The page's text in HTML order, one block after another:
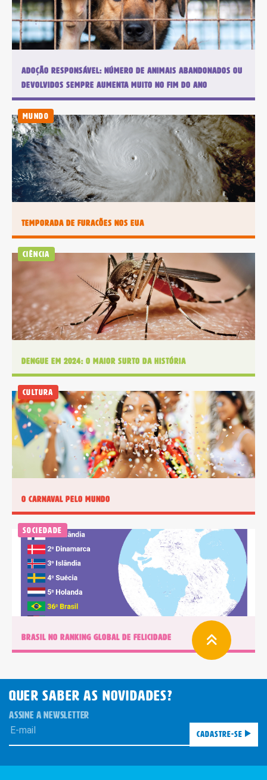
Adoção responsável: número de animais abandonados ou
devolvidos sempre aumenta muito no fim do ano
Mundo
Temporada de furacões nos EUA
Ciência
Dengue em 2024: O maior surto da história
Cultura
O Carnaval pelo mundo
Sociedade
BRASIL NO RANKING GLOBAL DE FELICIDADE
QUER SABER AS novidades?
ASSINE A NEWSLETTER
Cadastre-se